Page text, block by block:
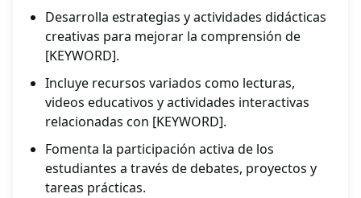
Desarrolla estrategias y actividades didácticas
creativas para mejorar la comprensión de
[KEYWORD].
Incluye recursos variados como lecturas,
videos educativos y actividades interactivas
relacionadas con [KEYWORD].
Fomenta la participación activa de los
estudiantes a través de debates, proyectos y
tareas prácticas.